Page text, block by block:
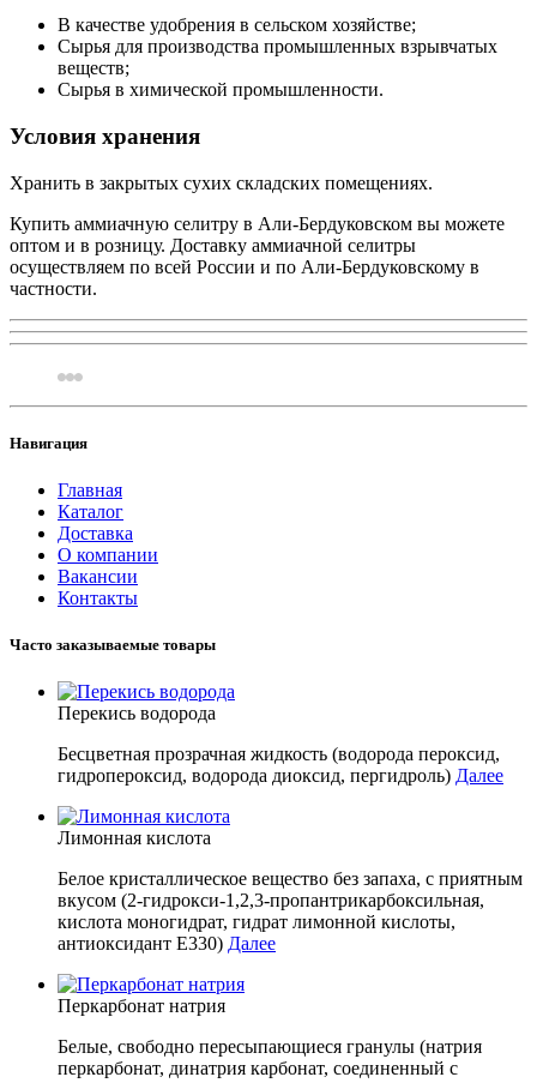
В качестве удобрения в сельском хозяйстве;
Сырья для производства промышленных взрывчатых
веществ;
Сырья в химической промышленности.
Условия хранения
Хранить в закрытых сухих складских помещениях.
Купить аммиачную селитру в Али-Бердуковском вы можете
оптом и в розницу. Доставку аммиачной селитры
осуществляем по всей России и по Али-Бердуковскому в
частности.
Навигация
Главная
Каталог
Доставка
О компании
Вакансии
Контакты
Часто заказываемые товары
Перекись водорода
Бесцветная прозрачная жидкость (водорода пероксид,
гидропероксид, водорода диоксид, пергидроль) Далее
Лимонная кислота
Белое кристаллическое вещество без запаха, с приятным
вкусом (2-гидрокси-1,2,3-пропантрикарбоксильная,
кислота моногидрат, гидрат лимонной кислоты,
антиоксидант E330) Далее
Перкарбонат натрия
Белые, свободно пересыпающиеся гранулы (натрия
перкарбонат, динатрия карбонат, соединенный с